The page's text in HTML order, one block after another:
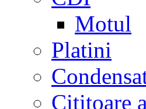
Motul
Platini
Cititoare